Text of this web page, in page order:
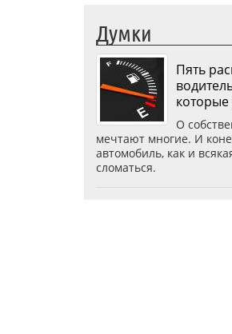
Думки
Пять
О
мечтают многие. И
автомобиль, как и
сломаться.